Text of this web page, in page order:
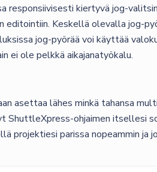
responsiivisesti kiertyvä jog-
Keskellä olevalla jog-
jog-pyörää voi käyttää
ei ole pelkkä aikajanatyökalu.
asettaa lähes minkä tahansa
ShuttleXpress-ohjaimen itsellesi
projektiesi parissa nopeammin ja